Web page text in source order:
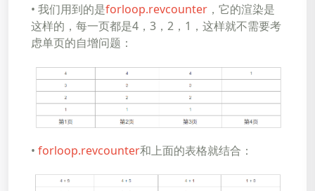
• 我们用到的是forloop.revcounter ，它的渲染是
这样的，每一页都是4，3，2，1，这样就不需要考
虑单页的自增问题：
• forloop.revcounter和上面的表格就结合：